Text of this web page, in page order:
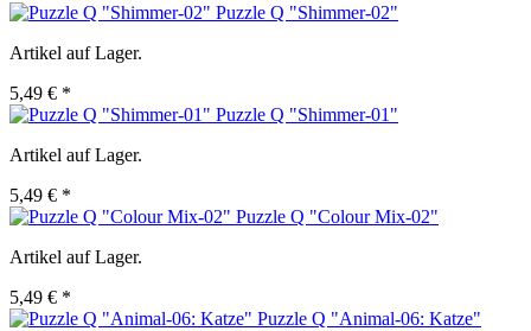
Puzzle Q "Shimmer-02"
Artikel auf Lager.
5,49 € *
Puzzle Q "Shimmer-01"
Artikel auf Lager.
5,49 € *
Puzzle Q "Colour Mix-02"
Artikel auf Lager.
5,49 € *
Puzzle Q "Animal-06: Katze"